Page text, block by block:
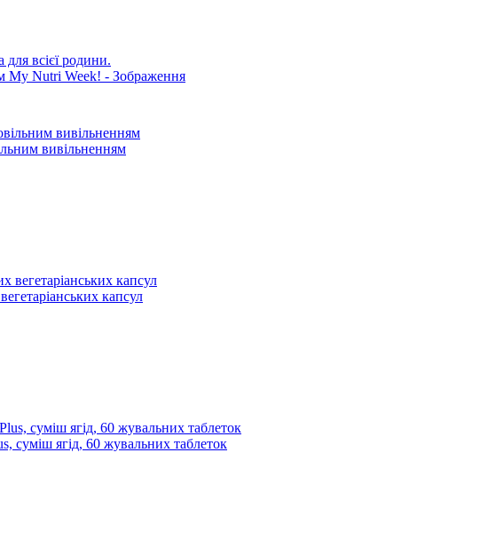
всієї родини.
вивільненням
капсул
суміш ягід, 60 жувальних таблеток